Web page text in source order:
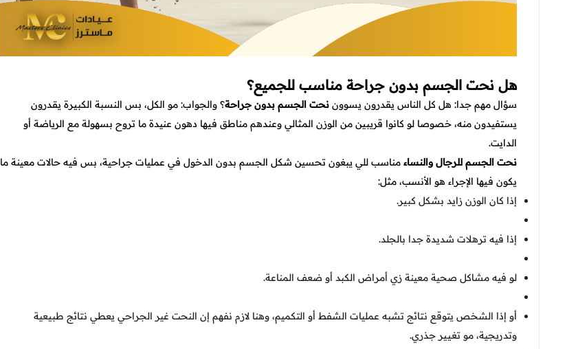
هل نحت الجسم بدون جراحة مناسب للجميع؟
سؤال مهم جدا: هل كل الناس يقدرون يسوون نحت الجسم بدون جراحة؟ والجواب: مو الكل، بس النسبة الكبيرة يقدرون
يستفيدون منه، خصوصا لو كانوا قريبين من الوزن المثالي وعندهم مناطق فيها دهون عنيدة ما تروح بسهولة مع الرياضة أو
الدايت.
نحت الجسم للرجال والنساء مناسب للي يبغون تحسين شكل الجسم بدون الدخول في عمليات جراحية، بس فيه حالات معينة ما
يكون فيها الإجراء هو الأنسب، مثل:
إذا كان الوزن زايد بشكل كبير.
إذا فيه ترهلات شديدة جدا بالجلد.
لو فيه مشاكل صحية معينة زي أمراض الكبد أو ضعف المناعة.
أو إذا الشخص يتوقع نتائج تشبه عمليات الشفط أو التكميم، وهنا لازم نفهم إن النحت غير الجراحي يعطي نتائج طبيعية
وتدريجية، مو تغيير جذري.